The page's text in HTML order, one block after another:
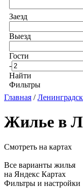
Заезд
Выезд
Гости
-
Найти
Фильтры
Главная /
Жилье в
Смотреть на картах
Все варианты жилья
на Яндекс Картах
Фильтры и настройки